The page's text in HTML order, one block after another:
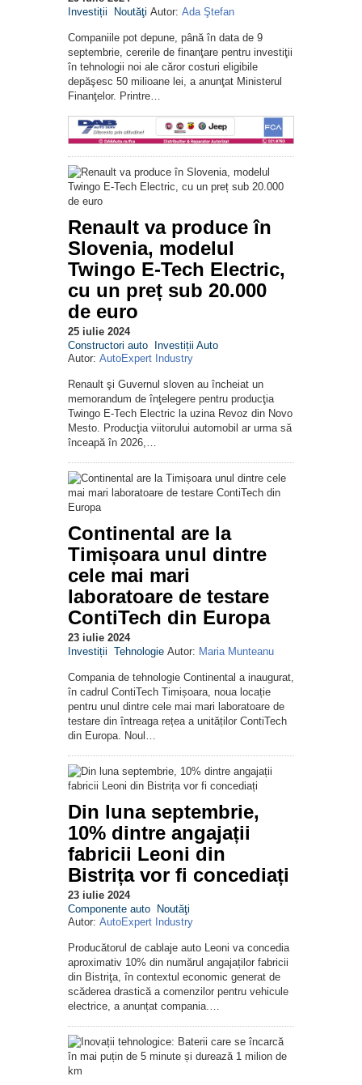
Investiții
Noutăţi Autor: Ada Ştefan
Companiile pot depune, până în data de 9
septembrie, cererile de finanţare pentru investiţii
în tehnologii noi ale căror costuri eligibile
depăşesc 50 milioane lei, a anunţat Ministerul
Finanţelor. Printre…
Renault va produce în
Slovenia, modelul
Twingo E-Tech Electric,
cu un preț sub 20.000
de euro
25 iulie 2024
Constructori auto
Investiții Auto
Autor: AutoExpert Industry
Renault şi Guvernul sloven au încheiat un
memorandum de înţelegere pentru producţia
Twingo E-Tech Electric la uzina Revoz din Novo
Mesto. Producţia viitorului automobil ar urma să
înceapă în 2026,…
Continental are la
Timișoara unul dintre
cele mai mari
laboratoare de testare
ContiTech din Europa
23 iulie 2024
Investiții Tehnologie Autor: Maria Munteanu
Compania de tehnologie Continental a inaugurat,
în cadrul ContiTech Timișoara, noua locație
pentru unul dintre cele mai mari laboratoare de
testare din întreaga rețea a unităților ContiTech
din Europa. Noul…
Din luna septembrie,
10% dintre angajații
fabricii Leoni din
Bistrița vor fi concediați
23 iulie 2024
Componente auto
Noutăţi
Autor: AutoExpert Industry
Producătorul de cablaje auto Leoni va concedia
aproximativ 10% din numărul angajaților fabricii
din Bistriţa, în contextul economic generat de
scăderea drastică a comenzilor pentru vehicule
electrice, a anunțat compania.…